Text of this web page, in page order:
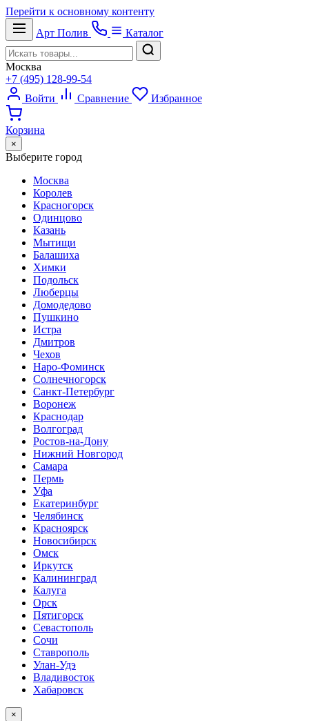
Перейти к основному контенту
Арт Полив Каталог
Москва
+7 (495) 128-99-54
Войти
Сравнение Избранное
Корзина
×
Выберите город
Москва
Королев
Красногорск
Одинцово
Казань
Мытищи
Балашиха
Химки
Подольск
Люберцы
Домодедово
Пушкино
Истра
Дмитров
Чехов
Наро-Фоминск
Солнечногорск
Санкт-Петербург
Воронеж
Краснодар
Волгоград
Ростов-на-Дону
Нижний Новгород
Самара
Пермь
Уфа
Екатеринбург
Челябинск
Красноярск
Новосибирск
Омск
Иркутск
Калининград
Калуга
Орск
Пятигорск
Севастополь
Сочи
Ставрополь
Улан-Удэ
Владивосток
Хабаровск
×